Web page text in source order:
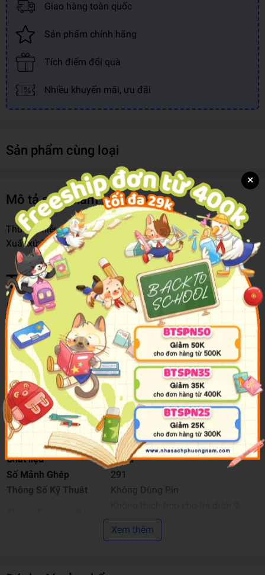
Giao hàng toàn quốc
Sản phẩm chính hãng
Tích điểm đổi quà
Nhiều khuyến mãi, ưu đãi
Sản phẩm cùng loại
Mô tả sản phẩm
Thương hiệu:Lego
Xuất xứ:Thương Hiệu Đan Mạch
Thông tin chi tiết
Mã hàng
5702017816081
Độ Tuổi
Tên Nhà Cung Cấp
Việt Tinh Anh
Năm XB
2025
Thương Hiệu
Lego
Xuất Xứ Thương Hiệu
Thương Hiệu Đan Mạch
Nơi Gia Công & Sản
Xuất
Trung Quốc
Bảo hành
3 tháng
Màu sắc
Nhiều màu
Chất liệu
Nhựa
Số Mảnh Ghép
291
Thông Số Kỹ Thuật
Không Dùng Pin
tuổi.
Chơi lắp ráp, lắp ghép
Xem thêm
×